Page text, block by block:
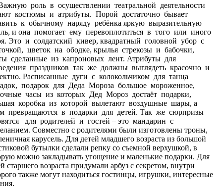
роль в осуществлении театральной деятельности
костюмы и атрибуты. Порой достаточно бывает
к обычному наряду ребёнка яркую выразительную
и она помогает ему перевоплотиться в того или иного
Это и солдатский кивер, квадратный головной убор с
цветок на ободке, крылья стрекозы и бабочки,
сделанные из капроновых лент. Атрибуты для
праздников так же должны выглядеть красочно и
Расписанные дуги с колокольчиком для танца
подарок для Деда Мороза большое мороженное,
часы из которых Дед Мороз достаёт подарки,
коробка из которой вылетают воздушные шары, а
превращаются в подарки для детей. Так же сюрпризы
для родителей и гостей – это мандарин с
Совместно с родителями были изготовлены троны,
карусель. Для детей младшего возраста из большой
бутылки сделали репку со съемной верхушкой, в
можно закладывать угощение и маленькие подарки. Для
старшего возраста придумали арбуз с секретом, внутри
также могут находиться гостинцы, игрушки, интересные